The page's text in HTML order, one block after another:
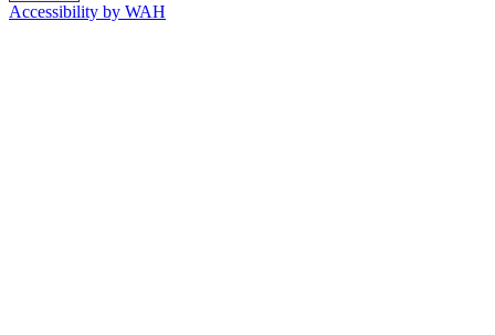
Accessibility by WAH